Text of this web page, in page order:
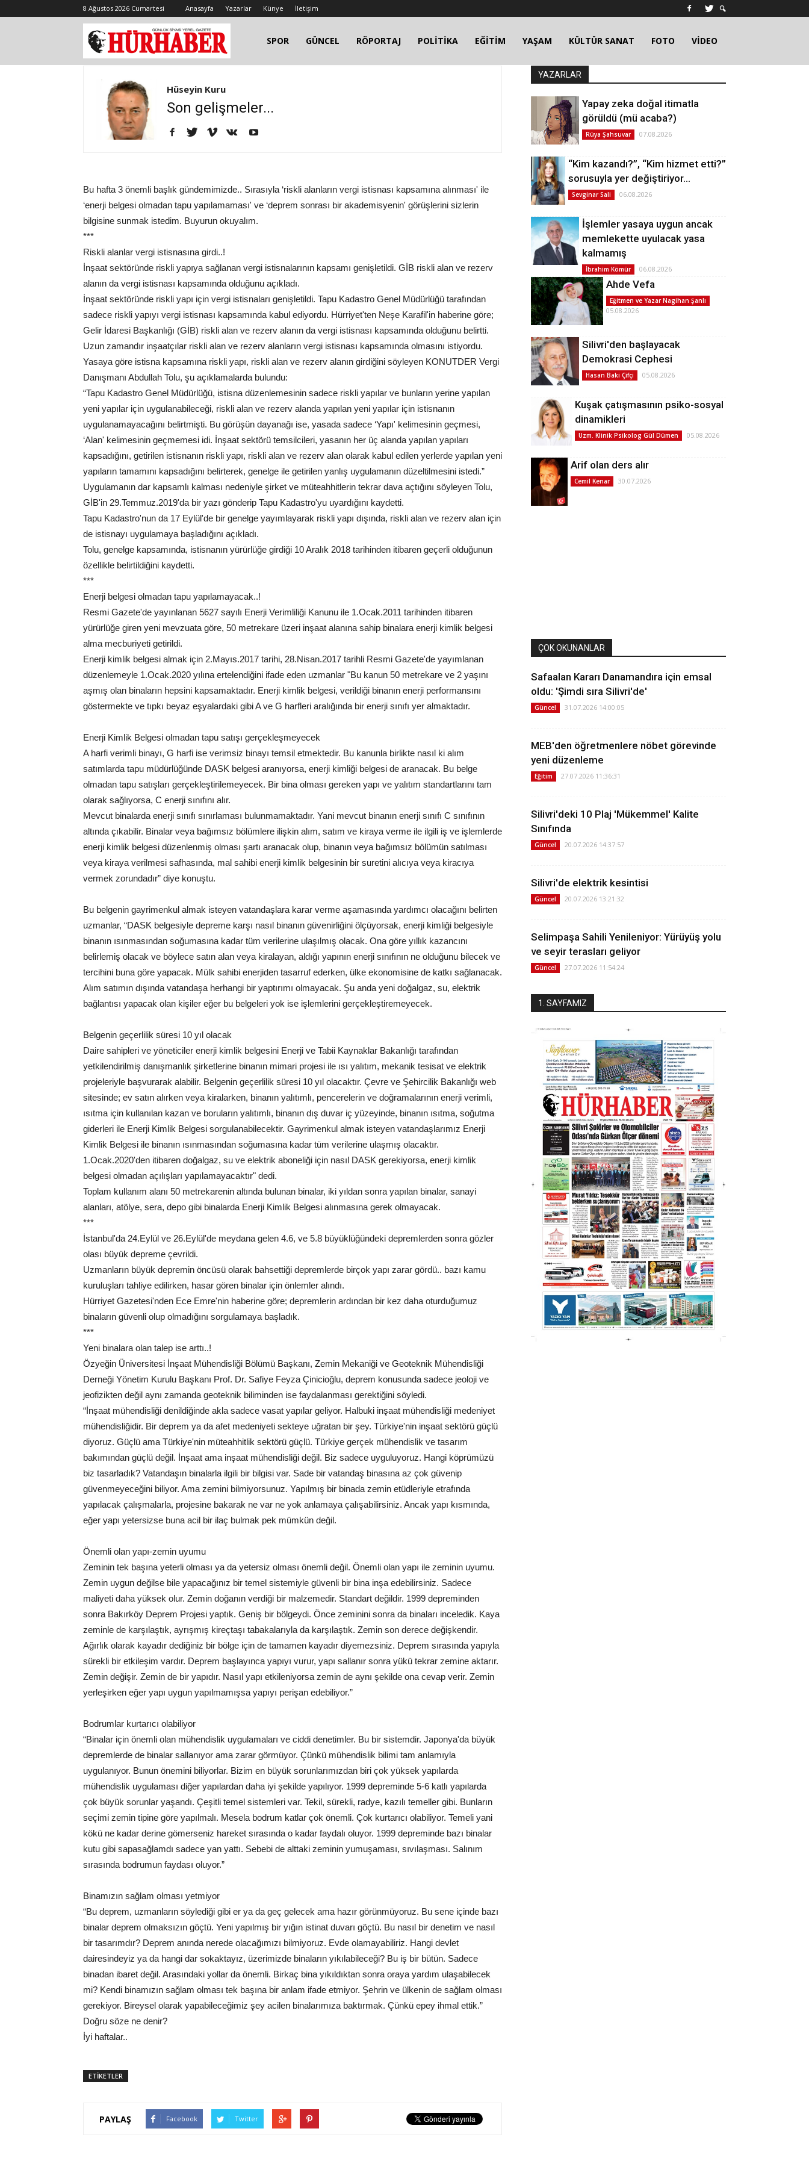
8 Ağustos 2026 Cumartesi Anasayfa Yazarlar Künye İletişim
SPOR GÜNCEL RÖPORTAJ POLİTİKA EĞİTİM YAŞAM KÜLTÜR SANAT FOTO VİDEO
Hüseyin Kuru
Son gelişmeler...
Bu hafta 3 önemli başlık gündemimizde.. Sırasıyla ‘riskli alanların vergi istisnası kapsamına alınması' ile
‘enerji belgesi olmadan tapu yapılamaması' ve ‘deprem sonrası bir akademisyenin' görüşlerini sizlerin
bilgisine sunmak istedim. Buyurun okuyalım.
***
Riskli alanlar vergi istisnasına girdi..!
İnşaat sektöründe riskli yapıya sağlanan vergi istisnalarının kapsamı genişletildi. GİB riskli alan ve rezerv
alanın da vergi istisnası kapsamında olduğunu açıkladı.
İnşaat sektöründe riskli yapı için vergi istisnaları genişletildi. Tapu Kadastro Genel Müdürlüğü tarafından
sadece riskli yapıyı vergi istisnası kapsamında kabul ediyordu. Hürriyet'ten Neşe Karafil'in haberine göre;
Gelir İdaresi Başkanlığı (GİB) riskli alan ve rezerv alanın da vergi istisnası kapsamında olduğunu belirtti.
Uzun zamandır inşaatçılar riskli alan ve rezerv alanların vergi istisnası kapsamında olmasını istiyordu.
Yasaya göre istisna kapsamına riskli yapı, riskli alan ve rezerv alanın girdiğini söyleyen KONUTDER Vergi
Danışmanı Abdullah Tolu, şu açıklamalarda bulundu:
“Tapu Kadastro Genel Müdürlüğü, istisna düzenlemesinin sadece riskli yapılar ve bunların yerine yapılan
yeni yapılar için uygulanabileceği, riskli alan ve rezerv alanda yapılan yeni yapılar için istisnanın
uygulanamayacağını belirtmişti. Bu görüşün dayanağı ise, yasada sadece ‘Yapı' kelimesinin geçmesi,
‘Alan' kelimesinin geçmemesi idi. İnşaat sektörü temsilcileri, yasanın her üç alanda yapılan yapıları
kapsadığını, getirilen istisnanın riskli yapı, riskli alan ve rezerv alan olarak kabul edilen yerlerde yapılan yeni
yapıların tamamını kapsadığını belirterek, genelge ile getirilen yanlış uygulamanın düzeltilmesini istedi.”
Uygulamanın dar kapsamlı kalması nedeniyle şirket ve müteahhitlerin tekrar dava açtığını söyleyen Tolu,
GİB'in 29.Temmuz.2019'da bir yazı gönderip Tapu Kadastro'yu uyardığını kaydetti.
Tapu Kadastro'nun da 17 Eylül'de bir genelge yayımlayarak riskli yapı dışında, riskli alan ve rezerv alan için
de istisnayı uygulamaya başladığını açıkladı.
Tolu, genelge kapsamında, istisnanın yürürlüğe girdiği 10 Aralık 2018 tarihinden itibaren geçerli olduğunun
özellikle belirtildiğini kaydetti.
***
Enerji belgesi olmadan tapu yapılamayacak..!
Resmi Gazete'de yayınlanan 5627 sayılı Enerji Verimliliği Kanunu ile 1.Ocak.2011 tarihinden itibaren
yürürlüğe giren yeni mevzuata göre, 50 metrekare üzeri inşaat alanına sahip binalara enerji kimlik belgesi
alma mecburiyeti getirildi.
Enerji kimlik belgesi almak için 2.Mayıs.2017 tarihi, 28.Nisan.2017 tarihli Resmi Gazete'de yayımlanan
düzenlemeyle 1.Ocak.2020 yılına ertelendiğini ifade eden uzmanlar "Bu kanun 50 metrekare ve 2 yaşını
aşmış olan binaların hepsini kapsamaktadır. Enerji kimlik belgesi, verildiği binanın enerji performansını
göstermekte ve tıpkı beyaz eşyalardaki gibi A ve G harfleri aralığında bir enerji sınıfı yer almaktadır.
Enerji Kimlik Belgesi olmadan tapu satışı gerçekleşmeyecek
A harfi verimli binayı, G harfi ise verimsiz binayı temsil etmektedir. Bu kanunla birlikte nasıl ki alım
satımlarda tapu müdürlüğünde DASK belgesi aranıyorsa, enerji kimliği belgesi de aranacak. Bu belge
olmadan tapu satışları gerçekleştirilemeyecek. Bir bina olması gereken yapı ve yalıtım standartlarını tam
olarak sağlıyorsa, C enerji sınıfını alır.
Mevcut binalarda enerji sınıfı sınırlaması bulunmamaktadır. Yani mevcut binanın enerji sınıfı C sınıfının
altında çıkabilir. Binalar veya bağımsız bölümlere ilişkin alım, satım ve kiraya verme ile ilgili iş ve işlemlerde
enerji kimlik belgesi düzenlenmiş olması şartı aranacak olup, binanın veya bağımsız bölümün satılması
veya kiraya verilmesi safhasında, mal sahibi enerji kimlik belgesinin bir suretini alıcıya veya kiracıya
vermek zorundadır” diye konuştu.
Bu belgenin gayrimenkul almak isteyen vatandaşlara karar verme aşamasında yardımcı olacağını belirten
uzmanlar, “DASK belgesiyle depreme karşı nasıl binanın güvenirliğini ölçüyorsak, enerji kimliği belgesiyle
binanın ısınmasından soğumasına kadar tüm verilerine ulaşılmış olacak. Ona göre yıllık kazancını
belirlemiş olacak ve böylece satın alan veya kiralayan, aldığı yapının enerji sınıfının ne olduğunu bilecek ve
tercihini buna göre yapacak. Mülk sahibi enerjiden tasarruf ederken, ülke ekonomisine de katkı sağlanacak.
Alım satımın dışında vatandaşa herhangi bir yaptırımı olmayacak. Şu anda yeni doğalgaz, su, elektrik
bağlantısı yapacak olan kişiler eğer bu belgeleri yok ise işlemlerini gerçekleştiremeyecek.
Belgenin geçerlilik süresi 10 yıl olacak
Daire sahipleri ve yöneticiler enerji kimlik belgesini Enerji ve Tabii Kaynaklar Bakanlığı tarafından
yetkilendirilmiş danışmanlık şirketlerine binanın mimari projesi ile ısı yalıtım, mekanik tesisat ve elektrik
projeleriyle başvurarak alabilir. Belgenin geçerlilik süresi 10 yıl olacaktır. Çevre ve Şehircilik Bakanlığı web
sitesinde; ev satın alırken veya kiralarken, binanın yalıtımlı, pencerelerin ve doğramalarının enerji verimli,
ısıtma için kullanılan kazan ve boruların yalıtımlı, binanın dış duvar iç yüzeyinde, binanın ısıtma, soğutma
giderleri ile Enerji Kimlik Belgesi sorgulanabilecektir. Gayrimenkul almak isteyen vatandaşlarımız Enerji
Kimlik Belgesi ile binanın ısınmasından soğumasına kadar tüm verilerine ulaşmış olacaktır.
1.Ocak.2020'den itibaren doğalgaz, su ve elektrik aboneliği için nasıl DASK gerekiyorsa, enerji kimlik
belgesi olmadan açılışları yapılamayacaktır" dedi.
Toplam kullanım alanı 50 metrekarenin altında bulunan binalar, iki yıldan sonra yapılan binalar, sanayi
alanları, atölye, sera, depo gibi binalarda Enerji Kimlik Belgesi alınmasına gerek olmayacak.
***
İstanbul'da 24.Eylül ve 26.Eylül'de meydana gelen 4.6, ve 5.8 büyüklüğündeki depremlerden sonra gözler
olası büyük depreme çevrildi.
Uzmanların büyük depremin öncüsü olarak bahsettiği depremlerde birçok yapı zarar gördü.. bazı kamu
kuruluşları tahliye edilirken, hasar gören binalar için önlemler alındı.
Hürriyet Gazetesi'nden Ece Emre'nin haberine göre; depremlerin ardından bir kez daha oturduğumuz
binaların güvenli olup olmadığını sorgulamaya başladık.
***
Yeni binalara olan talep ise arttı..!
Özyeğin Üniversitesi İnşaat Mühendisliği Bölümü Başkanı, Zemin Mekaniği ve Geoteknik Mühendisliği
Derneği Yönetim Kurulu Başkanı Prof. Dr. Safiye Feyza Çinicioğlu, deprem konusunda sadece jeoloji ve
jeofizikten değil aynı zamanda geoteknik biliminden ise faydalanması gerektiğini söyledi.
“İnşaat mühendisliği denildiğinde akla sadece vasat yapılar geliyor. Halbuki inşaat mühendisliği medeniyet
mühendisliğidir. Bir deprem ya da afet medeniyeti sekteye uğratan bir şey. Türkiye'nin inşaat sektörü güçlü
diyoruz. Güçlü ama Türkiye'nin müteahhitlik sektörü güçlü. Türkiye gerçek mühendislik ve tasarım
bakımından güçlü değil. İnşaat ama inşaat mühendisliği değil. Biz sadece uyguluyoruz. Hangi köprümüzü
biz tasarladık? Vatandaşın binalarla ilgili bir bilgisi var. Sade bir vatandaş binasına az çok güvenip
güvenmeyeceğini biliyor. Ama zemini bilmiyorsunuz. Yapılmış bir binada zemin etüdleriyle etrafında
yapılacak çalışmalarla, projesine bakarak ne var ne yok anlamaya çalışabilirsiniz. Ancak yapı kısmında,
eğer yapı yetersizse buna acil bir ilaç bulmak pek mümkün değil.
Önemli olan yapı-zemin uyumu
Zeminin tek başına yeterli olması ya da yetersiz olması önemli değil. Önemli olan yapı ile zeminin uyumu.
Zemin uygun değilse bile yapacağınız bir temel sistemiyle güvenli bir bina inşa edebilirsiniz. Sadece
maliyeti daha yüksek olur. Zemin doğanın verdiği bir malzemedir. Standart değildir. 1999 depreminden
sonra Bakırköy Deprem Projesi yaptık. Geniş bir bölgeydi. Önce zeminini sonra da binaları inceledik. Kaya
zeminle de karşılaştık, ayrışmış kireçtaşı tabakalarıyla da karşılaştık. Zemin son derece değişkendir.
Ağırlık olarak kayadır dediğiniz bir bölge için de tamamen kayadır diyemezsiniz. Deprem sırasında yapıyla
sürekli bir etkileşim vardır. Deprem başlayınca yapıyı vurur, yapı sallanır sonra yükü tekrar zemine aktarır.
Zemin değişir. Zemin de bir yapıdır. Nasıl yapı etkileniyorsa zemin de aynı şekilde ona cevap verir. Zemin
yerleşirken eğer yapı uygun yapılmamışsa yapıyı perişan edebiliyor.”
Bodrumlar kurtarıcı olabiliyor
“Binalar için önemli olan mühendislik uygulamaları ve ciddi denetimler. Bu bir sistemdir. Japonya'da büyük
depremlerde de binalar sallanıyor ama zarar görmüyor. Çünkü mühendislik bilimi tam anlamıyla
uygulanıyor. Bunun önemini biliyorlar. Bizim en büyük sorunlarımızdan biri çok yüksek yapılarda
mühendislik uygulaması diğer yapılardan daha iyi şekilde yapılıyor. 1999 depreminde 5-6 katlı yapılarda
çok büyük sorunlar yaşandı. Çeşitli temel sistemleri var. Tekil, sürekli, radye, kazılı temeller gibi. Bunların
seçimi zemin tipine göre yapılmalı. Mesela bodrum katlar çok önemli. Çok kurtarıcı olabiliyor. Temeli yani
kökü ne kadar derine gömerseniz hareket sırasında o kadar faydalı oluyor. 1999 depreminde bazı binalar
kutu gibi sapasağlamdı sadece yan yattı. Sebebi de alttaki zeminin yumuşaması, sıvılaşması. Salınım
sırasında bodrumun faydası oluyor.”
Binamızın sağlam olması yetmiyor
“Bu deprem, uzmanların söylediği gibi er ya da geç gelecek ama hazır görünmüyoruz. Bu sene içinde bazı
binalar deprem olmaksızın göçtü. Yeni yapılmış bir yığın istinat duvarı göçtü. Bu nasıl bir denetim ve nasıl
bir tasarımdır? Deprem anında nerede olacağımızı bilmiyoruz. Evde olamayabiliriz. Hangi devlet
dairesindeyiz ya da hangi dar sokaktayız, üzerimizde binaların yıkılabileceği? Bu iş bir bütün. Sadece
binadan ibaret değil. Arasındaki yollar da önemli. Birkaç bina yıkıldıktan sonra oraya yardım ulaşabilecek
mi? Kendi binamızın sağlam olması tek başına bir anlam ifade etmiyor. Şehrin ve ülkenin de sağlam olması
gerekiyor. Bireysel olarak yapabileceğimiz şey acilen binalarımıza baktırmak. Çünkü epey ihmal ettik.”
Doğru söze ne denir?
İyi haftalar..
ETİKETLER
PAYLAŞ Facebook Twitter
YAZARLAR
Yapay zeka doğal itimatla
görüldü (mü acaba?)
Rüya Şahsuvar 07.08.2026
“Kim kazandı?”, “Kim hizmet etti?”
sorusuyla yer değiştiriyor…
Sevginar Sali 06.08.2026
İşlemler yasaya uygun ancak
memlekette uyulacak yasa
kalmamış
İbrahim Kömür 06.08.2026
Ahde Vefa
Eğitmen ve Yazar Nagihan Şanlı
05.08.2026
Silivri'den başlayacak
Demokrasi Cephesi
Hasan Baki Çifçi 05.08.2026
Kuşak çatışmasının psiko-sosyal
dinamikleri
Uzm. Klinik Psikolog Gül Dümen 05.08.2026
Arif olan ders alır
Cemil Kenar 30.07.2026
ÇOK OKUNANLAR
Safaalan Kararı Danamandıra için emsal
oldu: 'Şimdi sıra Silivri'de'
Güncel 31.07.2026 14:00:05
MEB'den öğretmenlere nöbet görevinde
yeni düzenleme
Eğitim 27.07.2026 11:36:31
Silivri'deki 10 Plaj 'Mükemmel' Kalite
Sınıfında
Güncel 20.07.2026 14:37:57
Silivri'de elektrik kesintisi
Güncel 20.07.2026 13:21:32
Selimpaşa Sahili Yenileniyor: Yürüyüş yolu
ve seyir terasları geliyor
Güncel 27.07.2026 11:54:24
1. SAYFAMIZ